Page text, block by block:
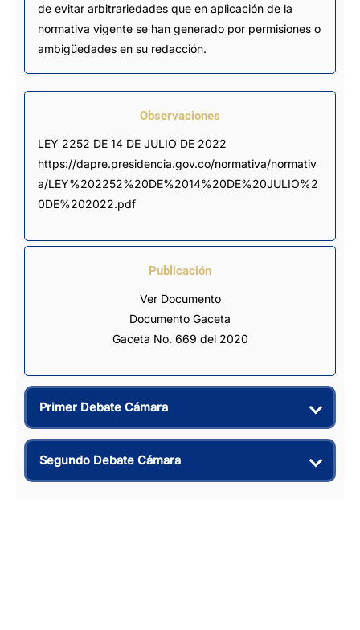
de evitar arbitrariedades que en aplicación de la
normativa vigente se han generado por permisiones o
ambigüedades en su redacción.
Observaciones
LEY 2252 DE 14 DE JULIO DE 2022
https://dapre.presidencia.gov.co/normativa/normativ
a/LEY%202252%20DE%2014%20DE%20JULIO%2
0DE%202022.pdf
Publicación
Ver Documento
Documento Gaceta
Gaceta No. 669 del 2020
Primer Debate Cámara
Segundo Debate Cámara